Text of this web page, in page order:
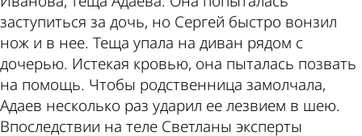
заступиться за дочь, но Сергей быстро вонзил
нож и в нее. Теща упала на диван рядом с
дочерью. Истекая кровью, она пыталась позвать
на помощь. Чтобы родственница замолчала,
Адаев несколько раз ударил ее лезвием в шею.
Впоследствии на теле Светланы эксперты